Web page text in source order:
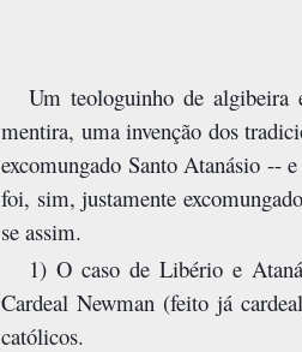
Um teologuinho de algibeira
mentira, uma invenção dos
excomungado Santo Atanásio --
foi, sim, justamente
se assim.
1) O caso de Libério e
Cardeal Newman (feito já
católicos.